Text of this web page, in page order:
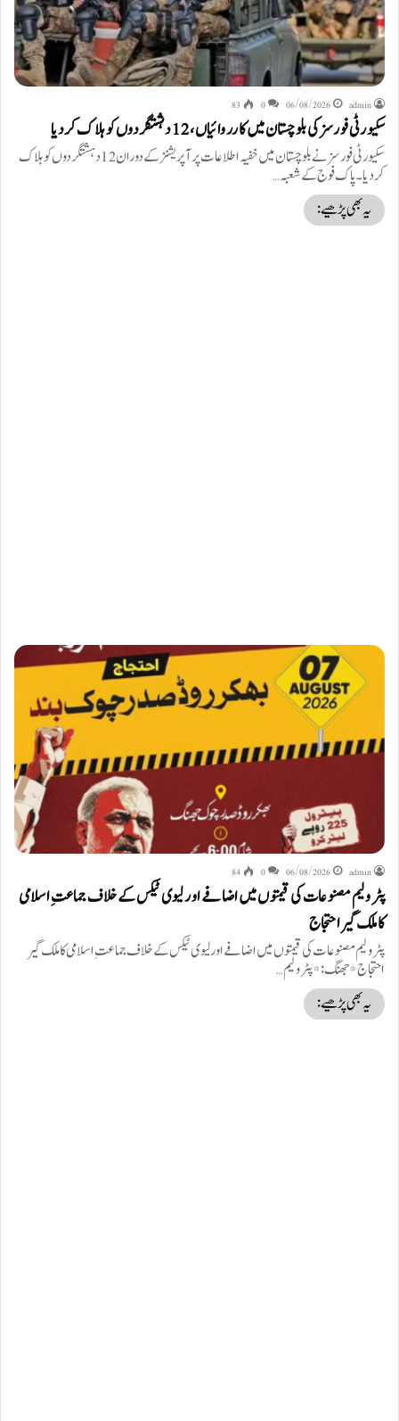
admin
06/08/2026
0
83
سکیورٹی فورسز کی بلوچستان میں کارروائیاں، 12 دہشتگردوں کو ہلاک کردیا
سکیورٹی فورسز نے بلوچستان میں خفیہ اطلاعات پر آپریشنز کے دوران 12 دہشتگردوں کو ہلاک
کردیا۔ پاک فوج کے شعبہ…
یہ بھی پڑھیے:
admin
06/08/2026
0
84
پٹرولیم مصنوعات کی قیمتوں میں اضافے اور لیوی ٹیکس کے خلاف جماعتِ اسلامی
کا ملک گیر احتجاج
پٹرولیم مصنوعات کی قیمتوں میں اضافے اور لیوی ٹیکس کے خلاف جماعتِ اسلامی کا ملک گیر
احتجاج *جھنگ :* پٹرولیم…
یہ بھی پڑھیے: